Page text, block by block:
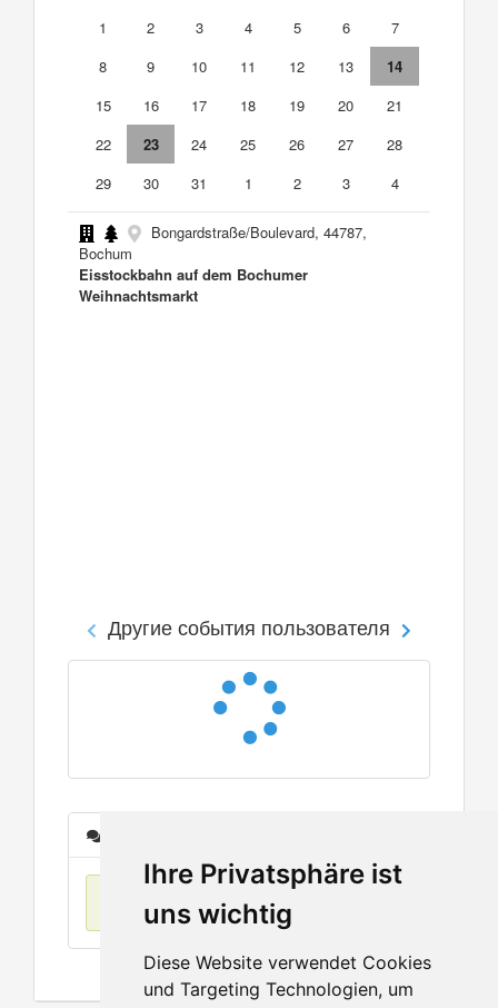
Ihre Privatsphäre ist
uns wichtig
Diese Website verwendet Cookies
und Targeting Technologien, um
1
2 3 4 5 6
7
8
9 10 11 12 13
14
15
16 17 18 19 20
21
22
23 24 25 26 27
28
29
30 31 1 2 3 4
Bongardstraße/Boulevard, 44787,
Bochum
Eisstockbahn auf dem Bochumer
Weihnachtsmarkt
Другие события пользователя
Нет данных